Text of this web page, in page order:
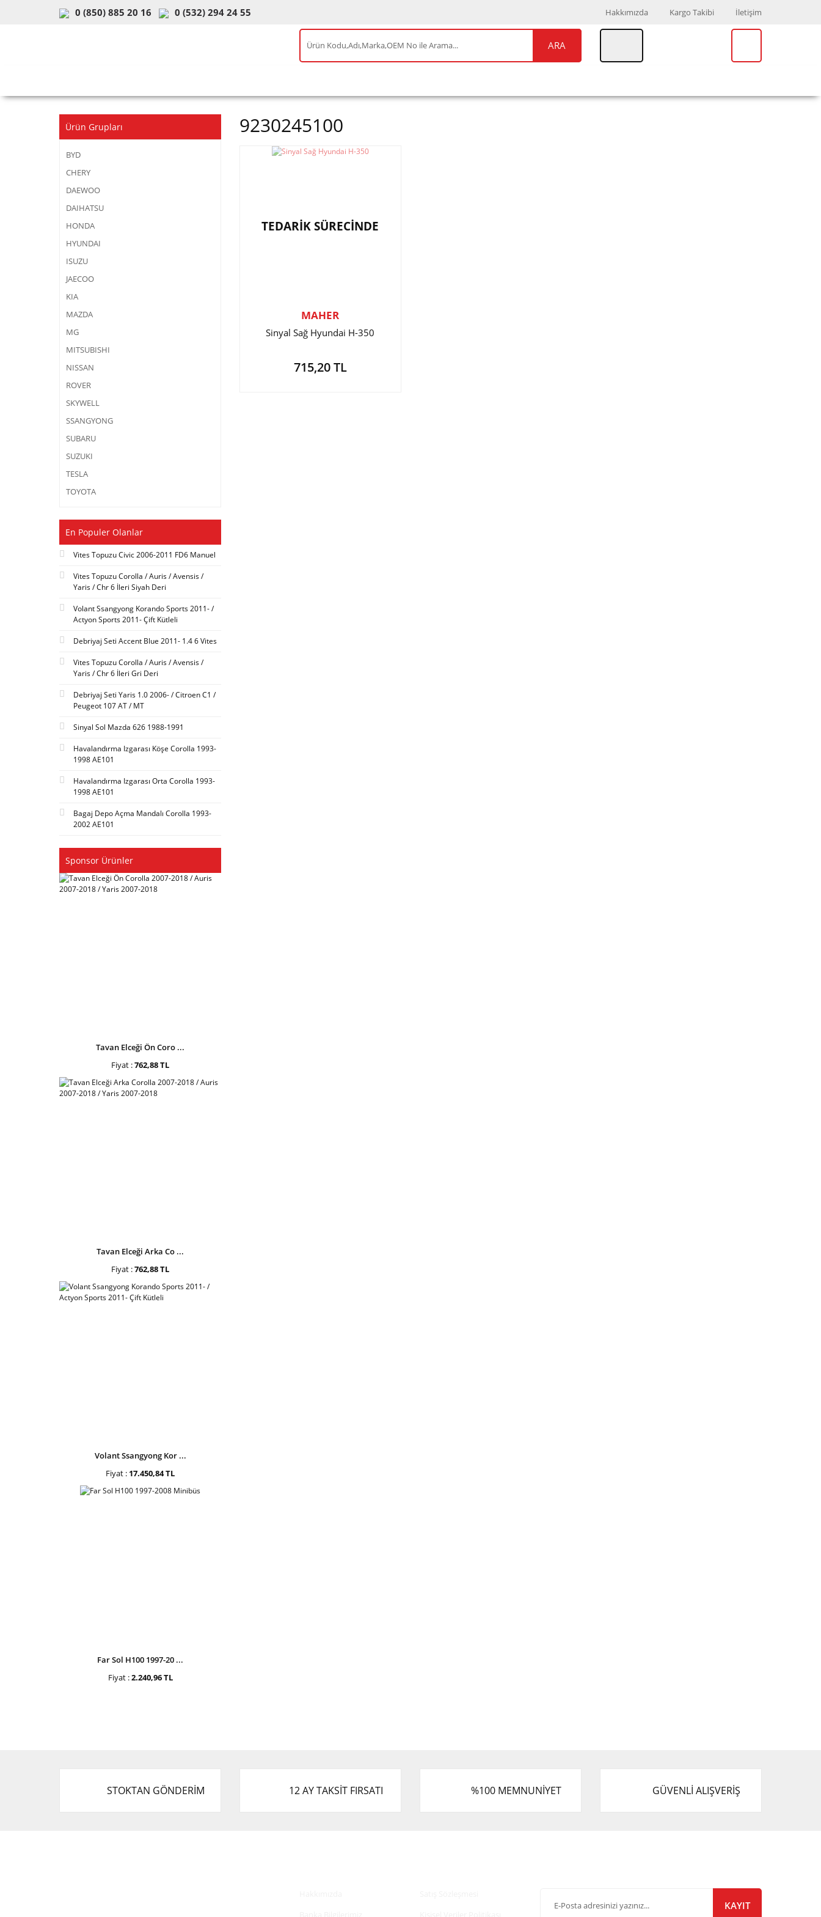
0 (850) 885 20 16 0 (532) 294 24 55 Hakkımızda Kargo Takibi İletişim
ARA
Ürün Grupları
BYD
CHERY
DAEWOO
DAIHATSU
HONDA
HYUNDAI
ISUZU
JAECOO
KIA
MAZDA
MG
MITSUBISHI
NISSAN
ROVER
SKYWELL
SSANGYONG
SUBARU
SUZUKI
TESLA
TOYOTA
En Populer Olanlar
Vites Topuzu Civic 2006-2011 FD6 Manuel
Vites Topuzu Corolla / Auris / Avensis /
Yaris / Chr 6 İleri Siyah Deri
Volant Ssangyong Korando Sports 2011- /
Actyon Sports 2011- Çift Kütleli
Debriyaj Seti Accent Blue 2011- 1.4 6 Vites
Vites Topuzu Corolla / Auris / Avensis /
Yaris / Chr 6 İleri Gri Deri
Debriyaj Seti Yaris 1.0 2006- / Citroen C1 /
Peugeot 107 AT / MT
Sinyal Sol Mazda 626 1988-1991
Havalandırma Izgarası Köşe Corolla 1993-
1998 AE101
Havalandırma Izgarası Orta Corolla 1993-
1998 AE101
Bagaj Depo Açma Mandalı Corolla 1993-
2002 AE101
Sponsor Ürünler
Tavan Elceği Ön Coro ...
Fiyat :762,88 TL
Tavan Elceği Arka Co ...
Fiyat :762,88 TL
Volant Ssangyong Kor ...
Fiyat : 17.450,84 TL
Far Sol H100 1997-20 ...
Fiyat :2.240,96 TL
9230245100
TEDARİK SÜRECİNDE
MAHER
Sinyal Sağ Hyundai H-350
715,20 TL
STOKTAN GÖNDERİM 12 AY TAKSİT FIRSATI %100 MEMNUNİYET GÜVENLİ ALIŞVERİŞ
KAYIT